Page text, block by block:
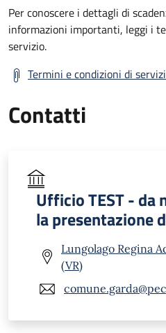
Per conoscere i dettagli di
informazioni importanti, leggi i
servizio.
Termini e condizioni di
Contatti
Ufficio TEST - da
la presentazione
Lungolago Regina
(VR)